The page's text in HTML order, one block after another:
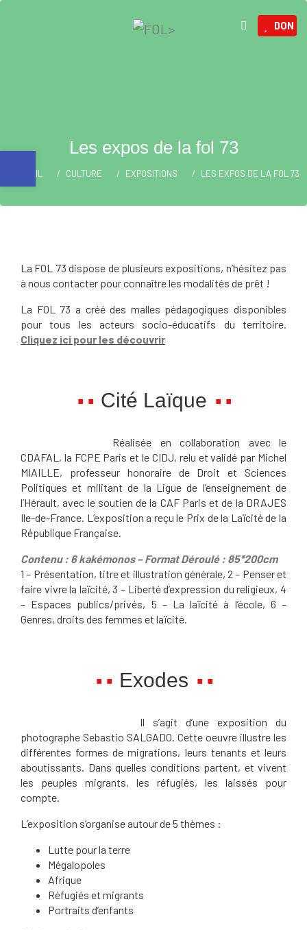
DON
Les expos de la fol 73
ACCUEIL CULTURE EXPOSITIONS LES EXPOS DE LA FOL 73
La FOL 73 dispose de plusieurs expositions, n’hésitez pas
à nous contacter pour connaître les modalités de prêt !
La FOL 73 a créé des malles pédagogiques disponibles
pour tous les acteurs socio-éducatifs du territoire.
Cliquez ici pour les découvrir
Cité Laïque
Réalisée en collaboration avec le
CDAFAL, la FCPE Paris et le CIDJ, relu et validé par Michel
MIAILLE, professeur honoraire de Droit et Sciences
Politiques et militant de la Ligue de l’enseignement de
l’Hérault, avec le soutien de la CAF Paris et de la DRAJES
Ile-de-France. L’exposition a reçu le Prix de la Laïcité de la
République Française.
Contenu : 6 kakémonos – Format Déroulé : 85*200cm
1 – Présentation, titre et illustration générale, 2 – Penser et
faire vivre la laïcité, 3 – Liberté d’expression du religieux, 4
– Espaces publics/privés, 5 – La laïcité à l’école, 6 –
Genres, droits des femmes et laïcité.
Exodes
Il s’agit d’une exposition du
photographe Sebastio SALGADO. Cette oeuvre illustre les
différentes formes de migrations, leurs tenants et leurs
aboutissants. Dans quelles conditions partent, et vivent
les peuples migrants, les réfugiés, les laissés pour
compte.
L’exposition s’organise autour de 5 thèmes :
Lutte pour la terre
Mégalopoles
Afrique
Réfugiés et migrants
Portraits d’enfants
Ouvrir la barre d’outils